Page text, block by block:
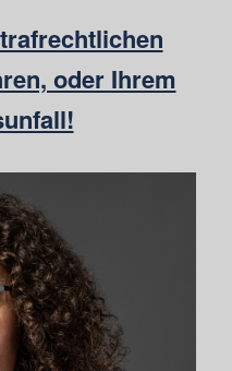
oder Ihrem